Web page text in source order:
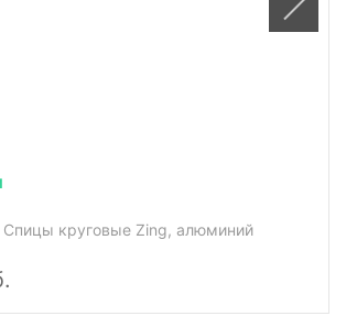
круговые Zing, алюминий